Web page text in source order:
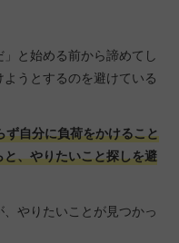
と始める前から諦めてし
うとするのを避けている
ず自分に負荷をかけること
、やりたいこと探しを避
やりたいことが見つかっ